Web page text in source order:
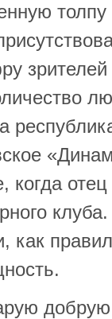
когда
как